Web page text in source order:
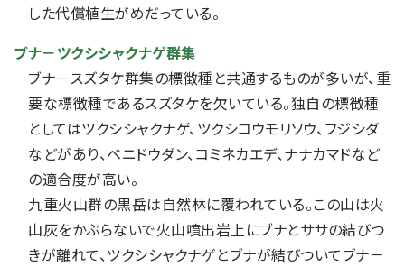
した代償植生がめだっている。
ブナ－ツクシシャクナゲ群集
ブナ－スズタケ群集の標徴種と共通するものが多いが、重
要な標徴種であるスズタケを欠いている。独自の標徴種
としてはツクシシャクナゲ、ツクシコウモリソウ、フジシダ
などがあり、ベニドウダン、コミネカエデ、ナナカマドなど
の適合度が高い。
九重火山群の黒岳は自然林に覆われている。この山は火
山灰をかぶらないで火山噴出岩上にブナとササの結びつ
きが離れて、ツクシシャクナゲとブナが結びついてブナ－